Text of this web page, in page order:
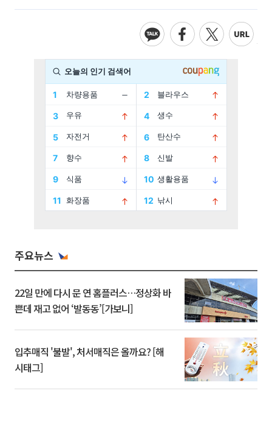
주요뉴스
22일 만에 다시 문 연 홈플러스…정상화 바
쁜데 재고 없어 ‘발동동’[가보니]
입추매직 '불발', 처서매직은 올까요? [해
시태그]